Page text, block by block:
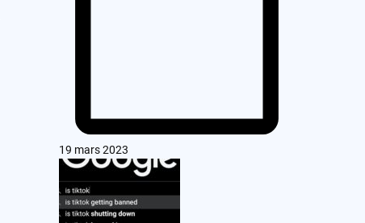
19 mars 2023